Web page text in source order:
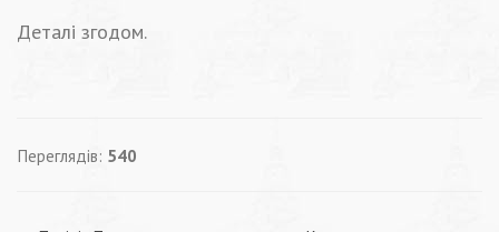
Деталі згодом.
Переглядів: 540